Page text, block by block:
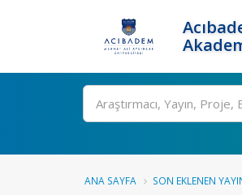
Ara
ANA SAYFA SON EKLENEN